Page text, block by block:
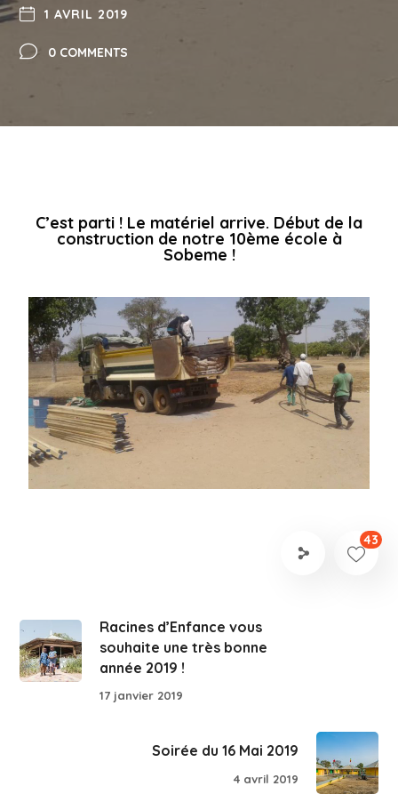
1 AVRIL 2019
0 COMMENTS
C’est parti ! Le matériel arrive. Début de la
construction de notre 10ème école à
Sobeme !
43
Racines d’Enfance vous
souhaite une très bonne
année 2019 !
17 janvier 2019
Soirée du 16 Mai 2019
4 avril 2019